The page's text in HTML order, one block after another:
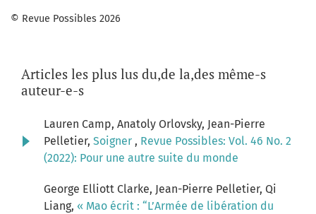
© Revue Possibles 2026
Articles les plus lus du,de la,des même-s
auteur-e-s
Lauren Camp, Anatoly Orlovsky, Jean-Pierre
Pelletier, Soigner , Revue Possibles: Vol. 46 No. 2
(2022): Pour une autre suite du monde
George Elliott Clarke, Jean-Pierre Pelletier, Qi
Liang, « Mao écrit : “L’Armée de libération du